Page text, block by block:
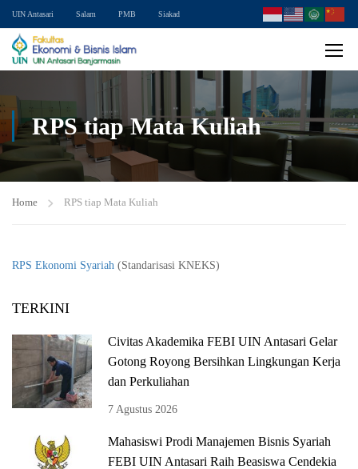
UIN Antasari Salam PMB Siakad
RPS tiap Mata Kuliah
Home RPS tiap Mata Kuliah
RPS Ekonomi Syariah (Standarisasi KNEKS)
TERKINI
Civitas Akademika FEBI UIN Antasari Gelar
Gotong Royong Bersihkan Lingkungan Kerja
dan Perkuliahan
7 Agustus 2026
Mahasiswi Prodi Manajemen Bisnis Syariah
FEBI UIN Antasari Raih Beasiswa Cendekia